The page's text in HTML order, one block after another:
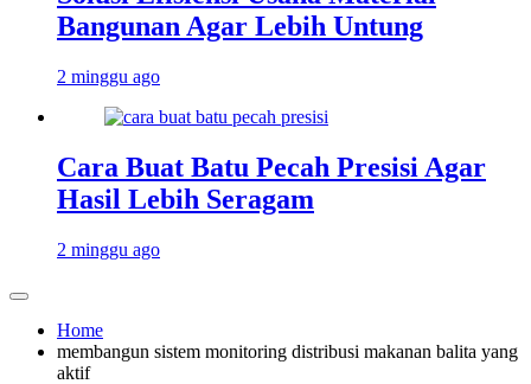
Bangunan Agar Lebih Untung
2 minggu ago
Cara Buat Batu Pecah Presisi Agar
Hasil Lebih Seragam
2 minggu ago
Home
membangun sistem monitoring distribusi makanan balita yang
aktif